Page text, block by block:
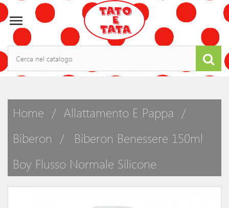

Home
Allattamento E Pappa
Biberon
Biberon Benessere 150ml
Boy Flusso Normale Silicone